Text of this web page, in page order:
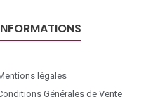
légales
Générales de Vente